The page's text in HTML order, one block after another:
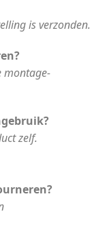
is verzonden.
montage-
zelf.